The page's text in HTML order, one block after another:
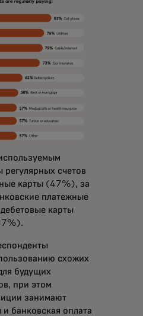
регулярных счетов
карты (47%), за
платежные
карты
схожих
будущих
при этом
занимают
банковская оплата